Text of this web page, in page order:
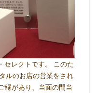
セレクトです。 このた
ルのお店の営業をされ
があり、当面の間当